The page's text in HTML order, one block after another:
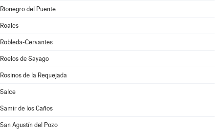
Rionegro del Puente
Roales
Robleda-Cervantes
Roelos de Sayago
Rosinos de la Requejada
Salce
Samir de los Caños
San Agustín del Pozo